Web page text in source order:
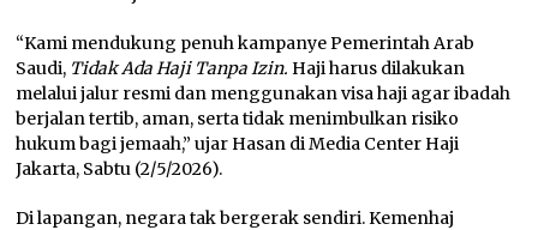
“Kami mendukung penuh kampanye Pemerintah Arab
Saudi, Tidak Ada Haji Tanpa Izin. Haji harus dilakukan
melalui jalur resmi dan menggunakan visa haji agar ibadah
berjalan tertib, aman, serta tidak menimbulkan risiko
hukum bagi jemaah,” ujar Hasan di Media Center Haji
Jakarta, Sabtu (2/5/2026).
Di lapangan, negara tak bergerak sendiri. Kemenhaj